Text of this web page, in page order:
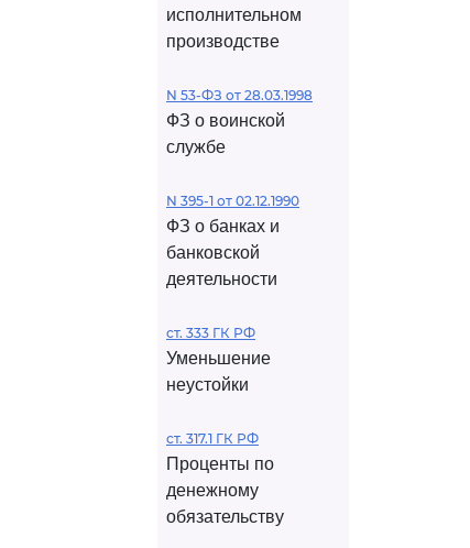
исполнительном
производстве
N 53-ФЗ от 28.03.1998
ФЗ о воинской
службе
N 395-1 от 02.12.1990
ФЗ о банках и
банковской
деятельности
ст. 333 ГК РФ
Уменьшение
неустойки
ст. 317.1 ГК РФ
Проценты по
денежному
обязательству